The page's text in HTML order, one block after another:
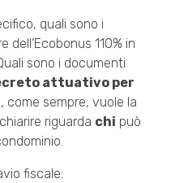
quali sono i
110% in
sono i documenti
attuativo per
come sempre, vuole la
riguarda chi può
fiscale: